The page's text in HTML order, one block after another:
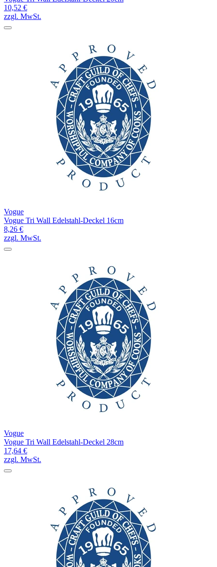
10,52 €
zzgl. MwSt.
Vogue
Vogue Tri Wall Edelstahl-Deckel 16cm
8,26 €
zzgl. MwSt.
Vogue
Vogue Tri Wall Edelstahl-Deckel 28cm
17,64 €
zzgl. MwSt.